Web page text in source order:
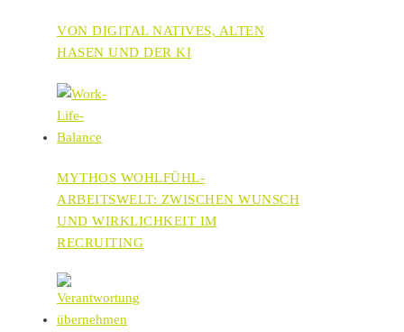
VON DIGITAL NATIVES, ALTEN
HASEN UND DER KI
MYTHOS WOHLFÜHL-
ARBEITSWELT: ZWISCHEN WUNSCH
UND WIRKLICHKEIT IM
RECRUITING